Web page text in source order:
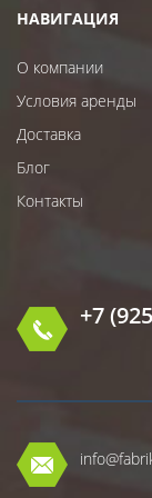
НАВИГАЦИЯ
О компании
Условия аренды
Доставка
Блог
Контакты
+7